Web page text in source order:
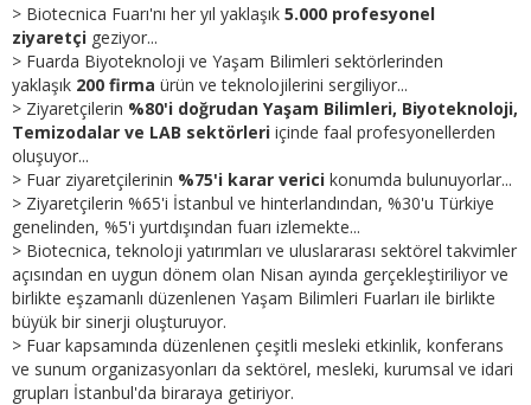
> Biotecnica Fuarı'nı her yıl yaklaşık 5.000 profesyonel
ziyaretçi geziyor...
> Fuarda Biyoteknoloji ve Yaşam Bilimleri sektörlerinden
yaklaşık 200 firma ürün ve teknolojilerini sergiliyor...
> Ziyaretçilerin %80'i doğrudan Yaşam Bilimleri, Biyoteknoloji,
Temizodalar ve LAB sektörleri içinde faal profesyonellerden
oluşuyor...
> Fuar ziyaretçilerinin %75'i karar verici konumda bulunuyorlar...
> Ziyaretçilerin %65'i İstanbul ve hinterlandından, %30'u Türkiye
genelinden, %5'i yurtdışından fuarı izlemekte...
> Biotecnica, teknoloji yatırımları ve uluslararası sektörel takvimler
açısından en uygun dönem olan Nisan ayında gerçekleştiriliyor ve
birlikte eşzamanlı düzenlenen Yaşam Bilimleri Fuarları ile birlikte
büyük bir sinerji oluşturuyor.
> Fuar kapsamında düzenlenen çeşitli mesleki etkinlik, konferans
ve sunum organizasyonları da sektörel, mesleki, kurumsal ve idari
grupları İstanbul'da biraraya getiriyor.